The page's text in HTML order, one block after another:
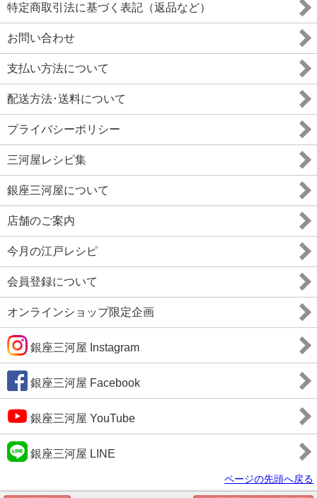
特定商取引法に基づく表記（返品など）
お問い合わせ
支払い方法について
配送方法･送料について
プライバシーポリシー
三河屋レシピ集
銀座三河屋について
店舗のご案内
今月の江戸レシピ
会員登録について
オンラインショップ限定企画
銀座三河屋 Instagram
銀座三河屋 Facebook
銀座三河屋 YouTube
銀座三河屋 LINE
ページの先頭へ戻る